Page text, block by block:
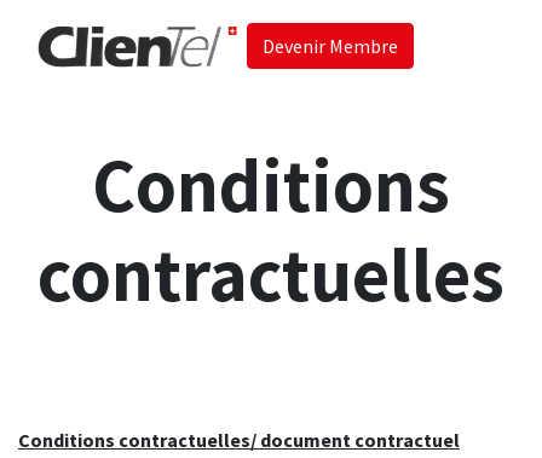
Devenir Membre
Conditions
contractuelles
Conditions contractuelles/ document contractuel